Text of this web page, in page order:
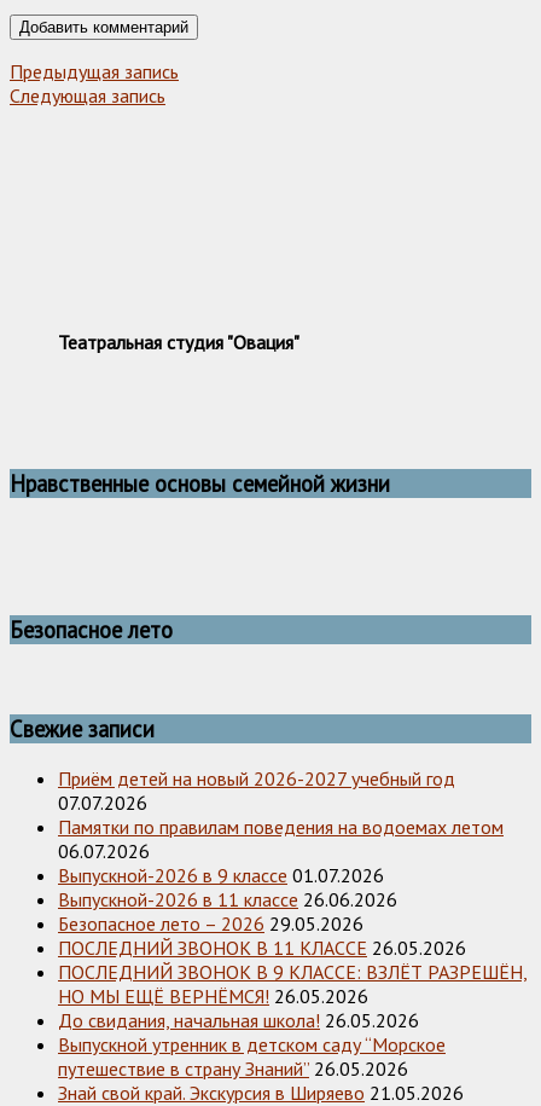
Предыдущая запись
Следующая запись
Театральная студия "Овация"
Нравственные основы семейной жизни
Безопасное лето
Свежие записи
Приём детей на новый 2026-2027 учебный год
07.07.2026
Памятки по правилам поведения на водоемах летом
06.07.2026
Выпускной-2026 в 9 классе 01.07.2026
Выпускной-2026 в 11 классе 26.06.2026
Безопасное лето – 2026 29.05.2026
ПОСЛЕДНИЙ ЗВОНОК В 11 КЛАССЕ 26.05.2026
ПОСЛЕДНИЙ ЗВОНОК В 9 КЛАССЕ: ВЗЛЁТ РАЗРЕШЁН,
НО МЫ ЕЩЁ ВЕРНЁМСЯ! 26.05.2026
До свидания, начальная школа! 26.05.2026
Выпускной утренник в детском саду “Морское
путешествие в страну Знаний” 26.05.2026
Знай свой край. Экскурсия в Ширяево 21.05.2026